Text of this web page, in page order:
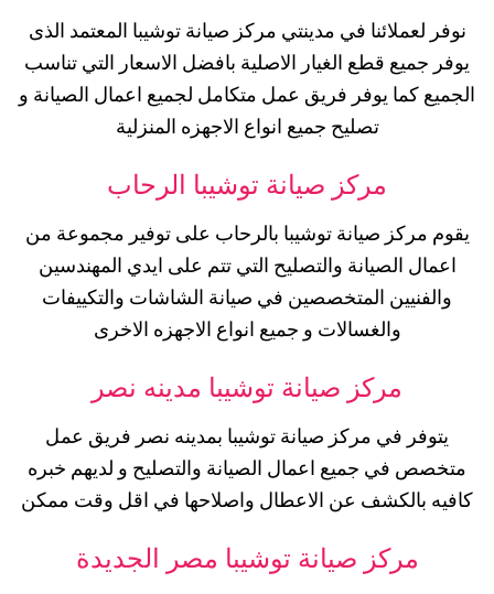
نوفر لعملائنا في مدينتي مركز صيانة توشيبا المعتمد الذى
يوفر جميع قطع الغيار الاصلية بافضل الاسعار التي تناسب
الجميع كما يوفر فريق عمل متكامل لجميع اعمال الصيانة و
تصليح جميع انواع الاجهزه المنزلية
مركز صيانة توشيبا الرحاب
يقوم مركز صيانة توشيبا بالرحاب على توفير مجموعة من
اعمال الصيانة والتصليح التي تتم على ايدي المهندسين
والفنيين المتخصصين في صيانة الشاشات والتكييفات
والغسالات و جميع انواع الاجهزه الاخرى
مركز صيانة توشيبا مدينه نصر
يتوفر في مركز صيانة توشيبا بمدينه نصر فريق عمل
متخصص في جميع اعمال الصيانة والتصليح و لديهم خبره
كافيه بالكشف عن الاعطال واصلاحها في اقل وقت ممكن
مركز صيانة توشيبا مصر الجديدة